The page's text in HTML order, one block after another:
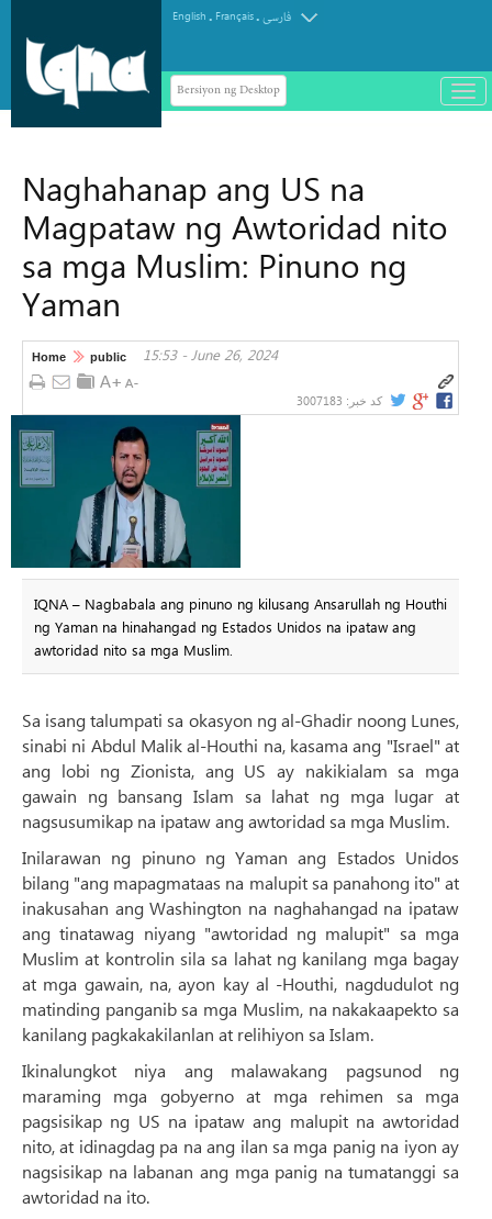
English . Français.فارسی
Bersiyon ng Desktop
باز
و
Naghahanap ang US na
Magpataw ng Awtoridad nito
sa mga Muslim: Pinuno ng
Yaman
Home public 15:53 - June 26, 2024
کد خبر: 3007183
IQNA – Nagbabala ang pinuno ng kilusang Ansarullah ng Houthi
ng Yaman na hinahangad ng Estados Unidos na ipataw ang
awtoridad nito sa mga Muslim.
Sa isang talumpati sa okasyon ng al-Ghadir noong Lunes,
sinabi ni Abdul Malik al-Houthi na, kasama ang "Israel" at
ang lobi ng Zionista, ang US ay nakikialam sa mga
gawain ng bansang Islam sa lahat ng mga lugar at
nagsusumikap na ipataw ang awtoridad sa mga Muslim.
Inilarawan ng pinuno ng Yaman ang Estados Unidos
bilang "ang mapagmataas na malupit sa panahong ito" at
inakusahan ang Washington na naghahangad na ipataw
ang tinatawag niyang "awtoridad ng malupit" sa mga
Muslim at kontrolin sila sa lahat ng kanilang mga bagay
at mga gawain, na, ayon kay al -Houthi, nagdudulot ng
matinding panganib sa mga Muslim, na nakakaapekto sa
kanilang pagkakakilanlan at relihiyon sa Islam.
Ikinalungkot niya ang malawakang pagsunod ng
maraming mga gobyerno at mga rehimen sa mga
pagsisikap ng US na ipataw ang malupit na awtoridad
nito, at idinagdag pa na ang ilan sa mga panig na iyon ay
nagsisikap na labanan ang mga panig na tumatanggi sa
awtoridad na ito.